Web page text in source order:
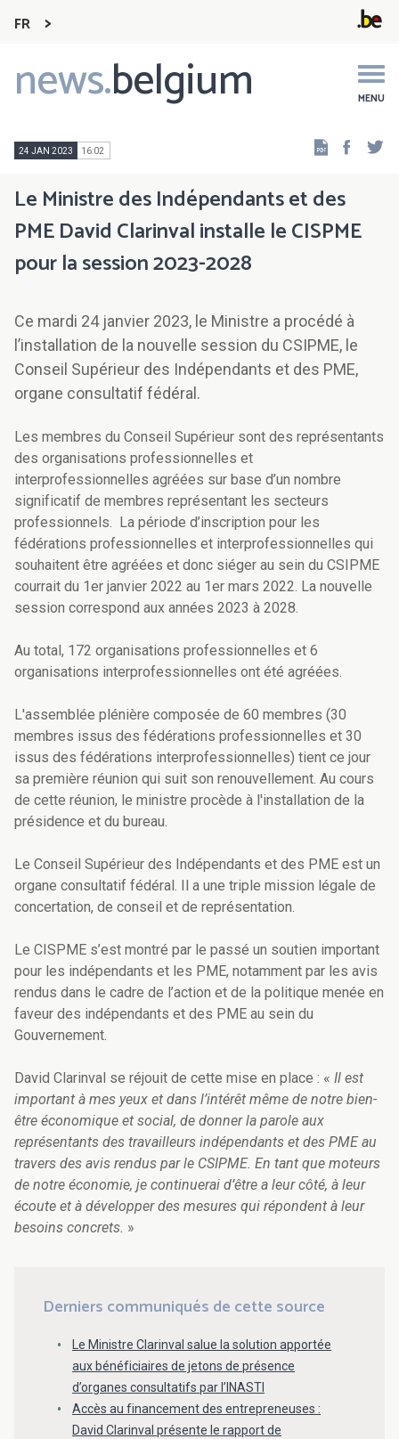
FR
news.belgium MENU
Main
navigation
24 JAN 2023 16:02
Le Ministre des Indépendants et des
PME David Clarinval installe le CISPME
pour la session 2023-2028
Ce mardi 24 janvier 2023, le Ministre a procédé à
l’installation de la nouvelle session du CSIPME, le
Conseil Supérieur des Indépendants et des PME,
organe consultatif fédéral.
Les membres du Conseil Supérieur sont des représentants
des organisations professionnelles et
interprofessionnelles agréées sur base d’un nombre
significatif de membres représentant les secteurs
professionnels.
La période d’inscription pour les
fédérations professionnelles et interprofessionnelles qui
souhaitent être agréées et donc siéger au sein du CSIPME
courrait du 1er janvier 2022 au 1er mars 2022. La nouvelle
session correspond aux années 2023 à 2028.
Au total, 172 organisations professionnelles et 6
organisations interprofessionnelles ont été agréées.
L'assemblée plénière composée de 60 membres (30
membres issus des fédérations professionnelles et 30
issus des fédérations interprofessionnelles) tient ce jour
sa première réunion qui suit son renouvellement. Au cours
de cette réunion, le ministre procède à l'installation de la
présidence et du bureau.
Le Conseil Supérieur des Indépendants et des PME est un
organe consultatif fédéral. Il a une triple mission légale de
concertation, de conseil et de représentation.
Le CISPME s’est montré par le passé un soutien important
pour les indépendants et les PME, notamment par les avis
rendus dans le cadre de l’action et de la politique menée en
faveur des indépendants et des PME au sein du
Gouvernement.
David Clarinval se réjouit de cette mise en place : « Il est
important à mes yeux et dans l’intérêt même de notre bien-
être économique et social, de donner la parole aux
représentants des travailleurs indépendants et des PME au
travers des avis rendus par le CSIPME. En tant que moteurs
de notre économie, je continuerai d’être a leur côté, à leur
écoute et à développer des mesures qui répondent à leur
besoins concrets. »
Derniers communiqués de cette source
Le Ministre Clarinval salue la solution apportée
aux bénéficiaires de jetons de présence
d’organes consultatifs par l’INASTI
Accès au financement des entrepreneuses :
David Clarinval présente le rapport de